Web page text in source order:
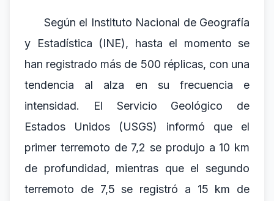
Según el Instituto Nacional de Geografía
y Estadística (INE), hasta el momento se
han registrado más de 500 réplicas, con una
tendencia al alza en su frecuencia e
intensidad. El Servicio Geológico de
Estados Unidos (USGS) informó que el
primer terremoto de 7,2 se produjo a 10 km
de profundidad, mientras que el segundo
terremoto de 7,5 se registró a 15 km de